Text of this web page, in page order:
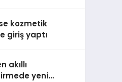
kozmetik
giriş yaptı
akıllı
yeni